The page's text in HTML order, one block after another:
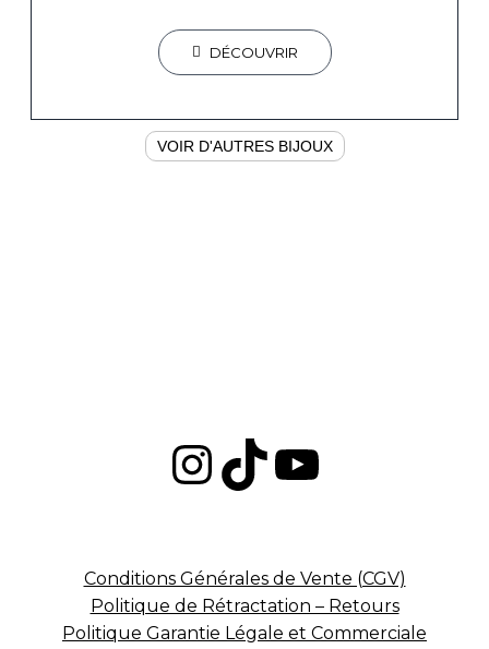
DÉCOUVRIR
VOIR D'AUTRES BIJOUX
Instagram
TikTok
Conditions Générales de Vente (CGV)
Politique de Rétractation – Retours
Politique Garantie Légale et Commerciale